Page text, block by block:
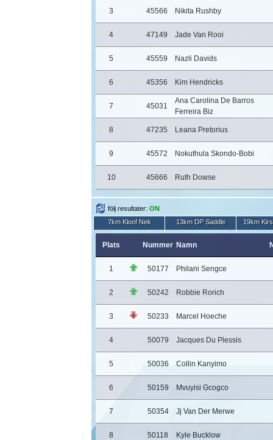
3 45566 Nikita Rushby
4 47149 Jade Van Rooi
5 45559 Nazli Davids
6 45356 Kim Hendricks
7 45031
Ana Carolina De Barros
Ferreira Biz
8 47235 Leana Pretorius
9 45572 Nokuthula Skondo-Bobi
10 45666 Ruth Dowse
följ resultater: ON
7km Kloof Nek
13km DP Saddle 19km
Plats Nummer Namn
1 50177 Philani Sengce
2 50242 Robbie Rorich
3 50233 Marcel Hoeche
4 50079 Jacques Du Plessis
5 50036 Collin Kanyimo
6 50159 Mvuyisi Gcogco
7 50354 Jj Van Der Merwe
8 50118 Kyle Bucklow